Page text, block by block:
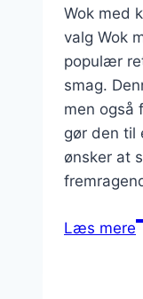
Wok med
valg Wok
populær
smag.
men også
gør den til
ønsker at
Læs mere